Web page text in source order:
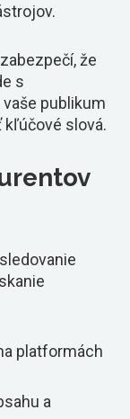
že
s
publikum
kľúčové slová.
platformách
a